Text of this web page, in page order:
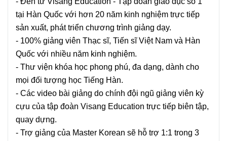
tại Hàn Quốc với hơn 20 năm kinh nghiệm trực tiếp
sản xuất, phát triển chương trình giảng dạy.
- 100% giảng viên Thạc sĩ, Tiến sĩ Việt Nam và Hàn
Quốc với nhiều năm kinh nghiệm.
- Thư viện khóa học phong phú, đa dạng, dành cho
mọi đối tượng học Tiếng Hàn.
- Các video bài giảng do chính đội ngũ giảng viên kỳ
cựu của tập đoàn Visang Education trực tiếp biên tập,
quay dựng.
- Trợ giảng của Master Korean sẽ hỗ trợ 1:1 trong 3